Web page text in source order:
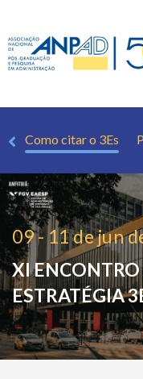
Como citar o 3Es
09 - 11 de jun
XI
ESTRATÉGIA